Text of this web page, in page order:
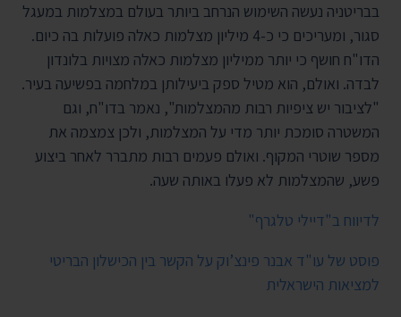
בבריטניה נעשה השימוש הנרחב ביותר בעולם במצלמות במעגל
סגור, ומעריכים כי כ-4 מיליון מצלמות כאלה פועלות בה כיום.
הדו"ח חושף כי יותר ממיליון מצלמות כאלה מצויות בלונדון
לבדה. ואולם, הוא מטיל ספק ביעילותן במלחמה בפשיעה בעיר.
"לציבור יש ציפיות רבות מהמצלמות", נאמר בדו"ח, וגם
המשטרה סומכת יותר מדי על המצלמות, ולכן צמצמה את
מספר שוטרי המקוף. ואולם פעמים רבות מתברר לאחר ביצוע
פשע, שהמצלמות לא פעלו באותה שעה.
לדיווח ב"דיילי טלגרף"
פוסט של עו"ד אבנר פינצ’וק על הקשר בין הכישלון הבריטי
למציאות הישראלית